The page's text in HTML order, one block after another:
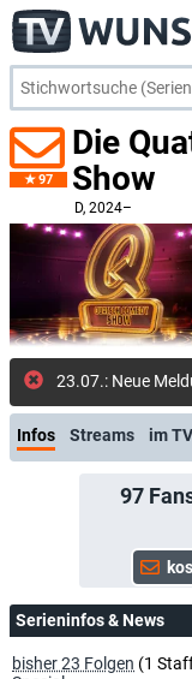
97
Die
Show
D, 2024–
Infos Streams im TV
97
Serieninfos & News
bisher 23 Folgen (1